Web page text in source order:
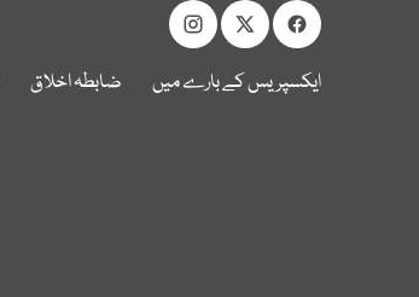
ایکسپریس کے بارے میں ضابطہ اخلاق